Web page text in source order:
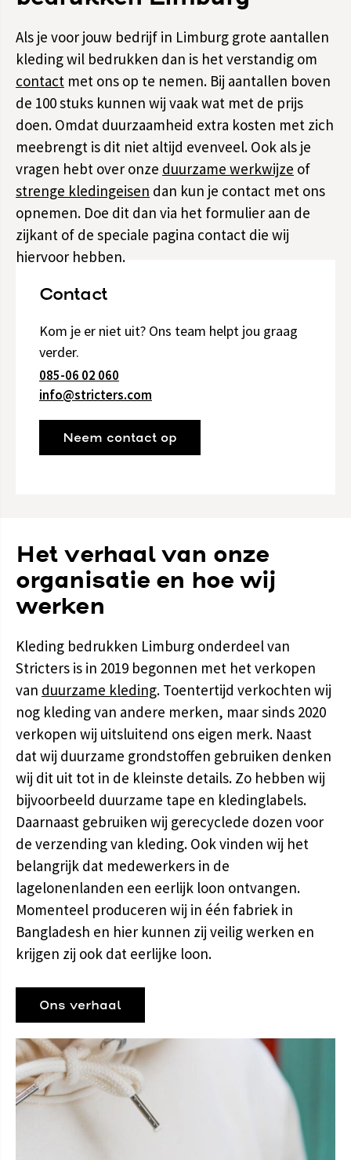
Contact
Kom je er niet uit? Ons team helpt jou graag
verder.
085-06 02 060
info@stricters.com
Neem contact op
Als je voor jouw bedrijf in Limburg grote aantallen
kleding wil bedrukken dan is het verstandig om
contact met ons op te nemen. Bij aantallen boven
de 100 stuks kunnen wij vaak wat met de prijs
doen. Omdat duurzaamheid extra kosten met zich
meebrengt is dit niet altijd evenveel. Ook als je
vragen hebt over onze duurzame werkwijze of
strenge kledingeisen dan kun je contact met ons
opnemen. Doe dit dan via het formulier aan de
zijkant of de speciale pagina contact die wij
hiervoor hebben.
Het verhaal van onze
organisatie en hoe wij
werken
Kleding bedrukken Limburg onderdeel van
Stricters is in 2019 begonnen met het verkopen
van duurzame kleding. Toentertijd verkochten wij
nog kleding van andere merken, maar sinds 2020
verkopen wij uitsluitend ons eigen merk. Naast
dat wij duurzame grondstoffen gebruiken denken
wij dit uit tot in de kleinste details. Zo hebben wij
bijvoorbeeld duurzame tape en kledinglabels.
Daarnaast gebruiken wij gerecyclede dozen voor
de verzending van kleding. Ook vinden wij het
belangrijk dat medewerkers in de
lagelonenlanden een eerlijk loon ontvangen.
Momenteel produceren wij in één fabriek in
Bangladesh en hier kunnen zij veilig werken en
krijgen zij ook dat eerlijke loon.
Ons verhaal